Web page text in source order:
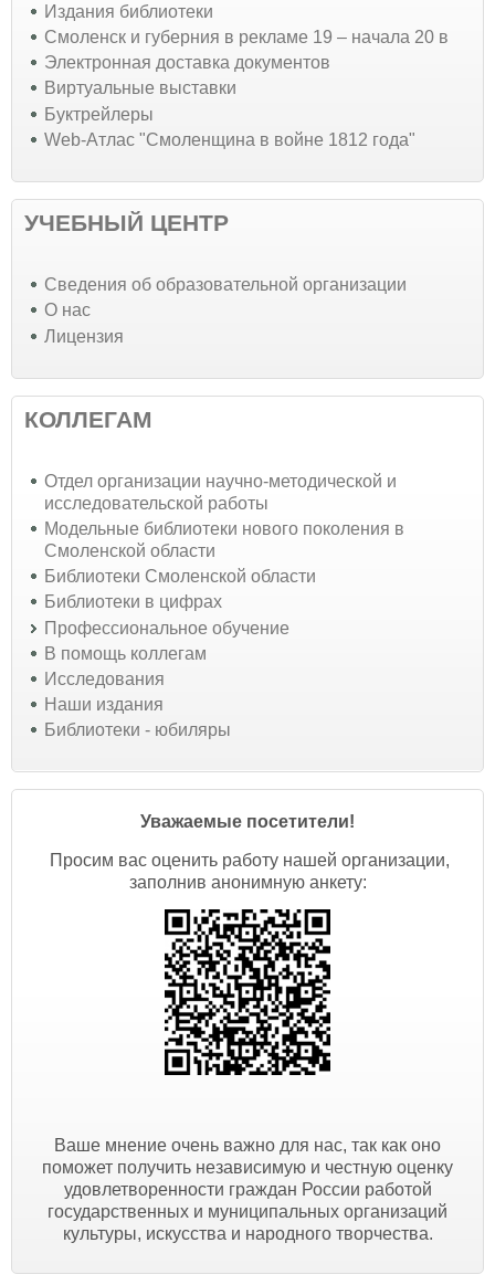
Издания библиотеки
Смоленск и губерния в рекламе 19 – начала 20 в
Электронная доставка документов
Виртуальные выставки
Буктрейлеры
Web-Атлас "Смоленщина в войне 1812 года"
УЧЕБНЫЙ ЦЕНТР
Cведения об образовательной организации
О нас
Лицензия
КОЛЛЕГАМ
Отдел организации научно-методической и
исследовательской работы
Модельные библиотеки нового поколения в
Смоленской области
Библиотеки Смоленской области
Библиотеки в цифрах
Профессиональное обучение
В помощь коллегам
Исследования
Наши издания
Библиотеки - юбиляры
Уважаемые посетители!
Просим вас оценить работу нашей организации,
заполнив анонимную анкету:
Ваше мнение очень важно для нас, так как оно
поможет получить независимую и честную оценку
удовлетворенности граждан России работой
государственных и муниципальных организаций
культуры, искусства и народного творчества.